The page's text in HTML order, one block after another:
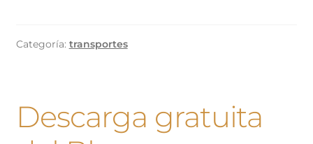
Categoría: transportes
Descarga gratuita